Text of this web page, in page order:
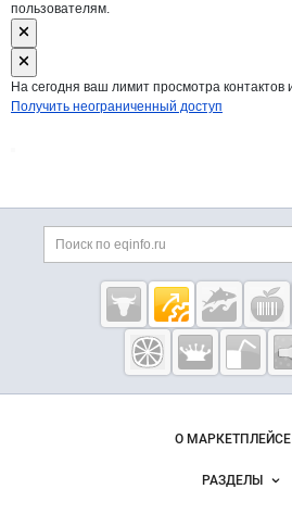
пользователям.
На сегодня ваш лимит просмотра контактов
Получить неограниченный доступ
Дополнительная
Cсылки на
Eqinfo.ru —
пищевое
оборудование
и упаковка
Важные разделы и
Навигация по сайтуО МАРКЕТПЛЕЙСЕ
Новости Eqinfo.ru
РАЗДЕЛЫ